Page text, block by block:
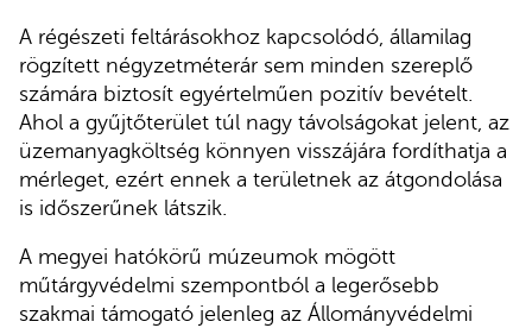
A régészeti feltárásokhoz kapcsolódó, államilag
rögzített négyzetméterár sem minden szereplő
számára biztosít egyértelműen pozitív bevételt.
Ahol a gyűjtőterület túl nagy távolságokat jelent, az
üzemanyagköltség könnyen visszájára fordíthatja a
mérleget, ezért ennek a területnek az átgondolása
is időszerűnek látszik.
A megyei hatókörű múzeumok mögött
műtárgyvédelmi szempontból a legerősebb
szakmai támogató jelenleg az Állományvédelmi